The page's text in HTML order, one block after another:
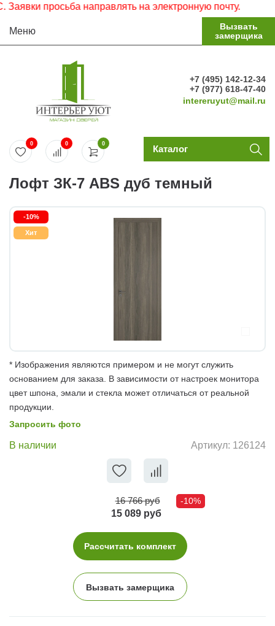
просьба направлять на электронную почту.
Меню
Вызвать
замерщика
+7 (495) 142-12-34
+7 (977) 618-47-40
intereruyut@mail.ru
0
0 0 Каталог
Лофт ЗК-7 ABS дуб темный
-10%
Хит
* Изображения являются примером и не могут служить
основанием для заказа. В зависимости от настроек монитора
цвет шпона, эмали и стекла может отличаться от реальной
продукции.
Запросить фото
В наличии Артикул: 126124
16 766 руб -10%
15 089 руб
Рассчитать комплект
Вызвать замерщика